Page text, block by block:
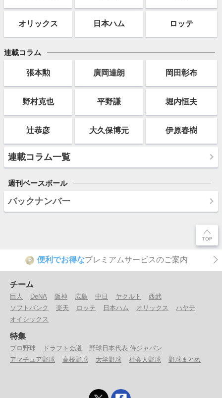
オリックス 日本ハム ロッテ
連載コラム
張本勲 廣岡達朗 岡田彰布
野村克也 平野謙 堀内恒夫
辻恭彦 大久保博元 伊原春樹
連載コラム一覧
週刊ベースボール
バックナンバー
P 便利でお得なプレミアムサービスのご案内
チーム
巨人 DeNA 阪神 広島 中日 ヤクルト
西武
ソフトバンク
楽天 ロッテ 日本ハム オリックス
ハヤテ
オイシックス
特集
プロ野球 ドラフト会議
野球日本代表 侍ジャパン
アマチュア野球
高校野球 大学野球 社会人野球 野球まとめ